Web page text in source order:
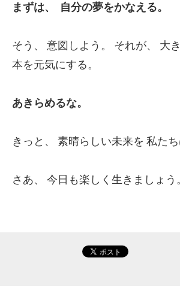
まずは、 自分の夢をかなえる。
そう、 意図しよう。 それが、
大
本を元気にする。
あきらめるな。
きっと、 素晴らしい未来を 私たち
さあ、 今日も楽しく生きましょう